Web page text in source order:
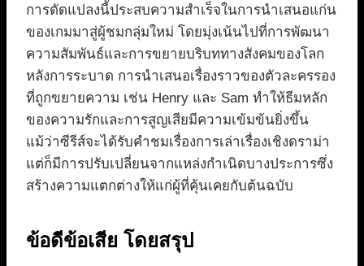
การดัดแปลงนี้ประสบความสำเร็จในการนำเสนอแก่น
ของเกมมาสู่ผู้ชมกลุ่มใหม่ โดยมุ่งเน้นไปที่การพัฒนา
ความสัมพันธ์และการขยายบริบททางสังคมของโลก
หลังการระบาด การนำเสนอเรื่องราวของตัวละครรอง
ที่ถูกขยายความ เช่น Henry และ Sam ทำให้ธีมหลัก
ของความรักและการสูญเสียมีความเข้มข้นยิ่งขึ้น
แม้ว่าซีรีส์จะได้รับคำชมเรื่องการเล่าเรื่องเชิงดราม่า
แต่ก็มีการปรับเปลี่ยนจากแหล่งกำเนิดบางประการซึ่ง
สร้างความแตกต่างให้แก่ผู้ที่คุ้นเคยกับต้นฉบับ
ข้อดีข้อเสีย โดยสรุป